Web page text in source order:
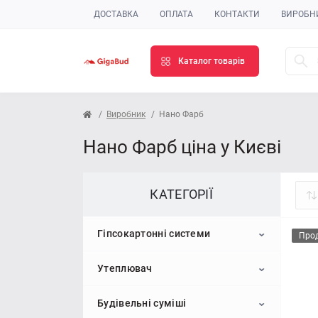
ДОСТАВКА ОПЛАТА КОНТАКТИ
Каталог товарів
Виробник Нано Фарб
Нано Фарб ціна у Києві
КАТЕГОРІЇ
Гіпсокартонні системи
Гіпсокартон
Стельовий гіпсокартон
Профіль для гіпсокартону
Утеплювач
Пінопласт
Будівельні суміші